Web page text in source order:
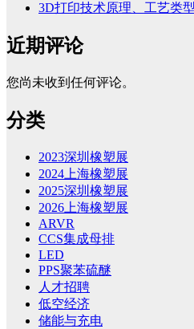
3D打印技术原理、工艺类
近期评论
您尚未收到任何评论。
分类
2023深圳橡塑展
2024上海橡塑展
2025深圳橡塑展
2026上海橡塑展
ARVR
CCS集成母排
LED
PPS聚苯硫醚
人才招聘
低空经济
储能与充电